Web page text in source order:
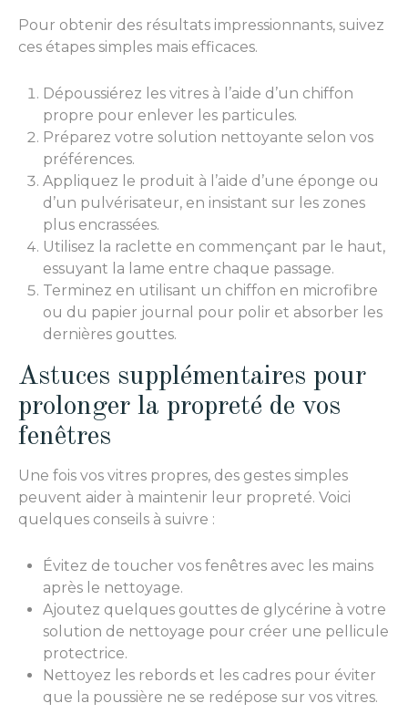
Pour obtenir des résultats impressionnants, suivez
ces étapes simples mais efficaces.
Dépoussiérez les vitres à l’aide d’un chiffon
propre pour enlever les particules.
Préparez votre solution nettoyante selon vos
préférences.
Appliquez le produit à l’aide d’une éponge ou
d’un pulvérisateur, en insistant sur les zones
plus encrassées.
Utilisez la raclette en commençant par le haut,
essuyant la lame entre chaque passage.
Terminez en utilisant un chiffon en microfibre
ou du papier journal pour polir et absorber les
dernières gouttes.
Astuces supplémentaires pour
prolonger la propreté de vos
fenêtres
Une fois vos vitres propres, des gestes simples
peuvent aider à maintenir leur propreté. Voici
quelques conseils à suivre :
Évitez de toucher vos fenêtres avec les mains
après le nettoyage.
Ajoutez quelques gouttes de glycérine à votre
solution de nettoyage pour créer une pellicule
protectrice.
Nettoyez les rebords et les cadres pour éviter
que la poussière ne se redépose sur vos vitres.